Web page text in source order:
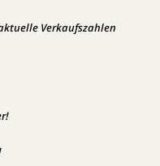
Verkaufszahlen